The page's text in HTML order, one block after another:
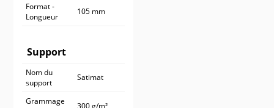
Format -
Longueur
105 mm
Support
Nom du
support
Satimat
Grammage
300 g/m²